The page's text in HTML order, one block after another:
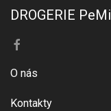
DROGERIE PeMi
O nás
Kontakty